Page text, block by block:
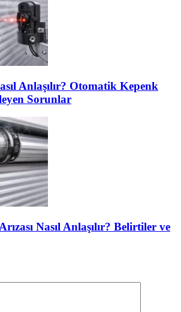
Anlaşılır? Otomatik Kepenk
Sorunlar
Nasıl Anlaşılır? Belirtiler ve